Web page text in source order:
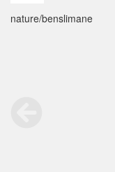
nature/benslimane